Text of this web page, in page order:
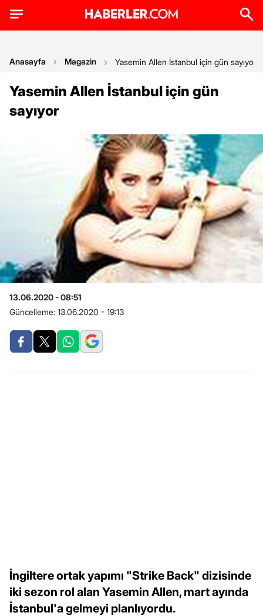
Anasayfa Magazin Yasemin Allen İstanbul için gün sayıyor
Yasemin Allen İstanbul için gün
sayıyor
13.06.2020 - 08:51
Güncelleme: 13.06.2020 - 19:13
İngiltere ortak yapımı "Strike Back" dizisinde
iki sezon rol alan Yasemin Allen, mart ayında
İstanbul'a gelmeyi planlıyordu.